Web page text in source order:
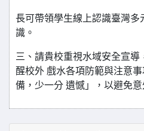
長可帶領學生線上認識臺灣多
識。
三、請貴校重視水域安全宣
醒校外 戲水各項防範與注意
備，少一分 遺憾」，以避免意